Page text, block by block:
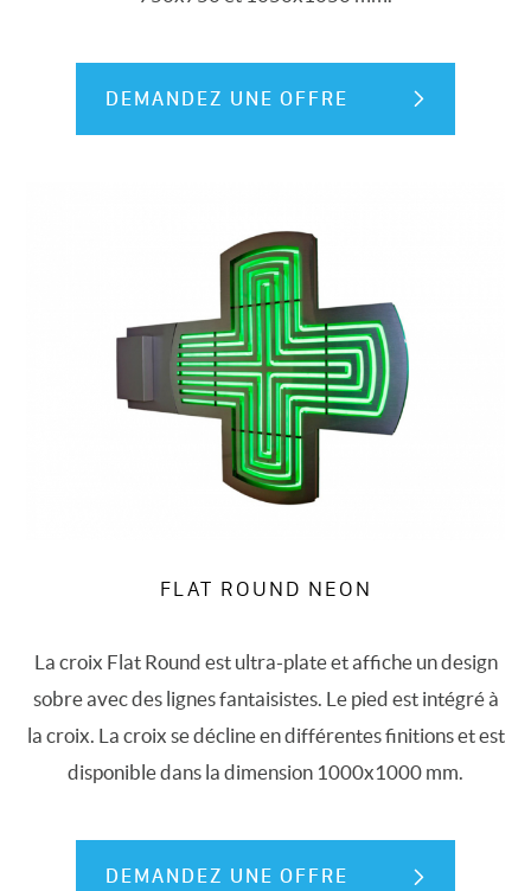
DEMANDEZ UNE OFFRE
FLAT ROUND NEON
La croix Flat Round est ultra-plate et affiche un design
sobre avec des lignes fantaisistes. Le pied est intégré à
la croix. La croix se décline en différentes finitions et est
disponible dans la dimension 1000x1000 mm.
DEMANDEZ UNE OFFRE